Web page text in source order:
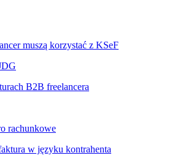
muszą korzystać z KSeF
B2B freelancera
rachunkowe
w języku kontrahenta